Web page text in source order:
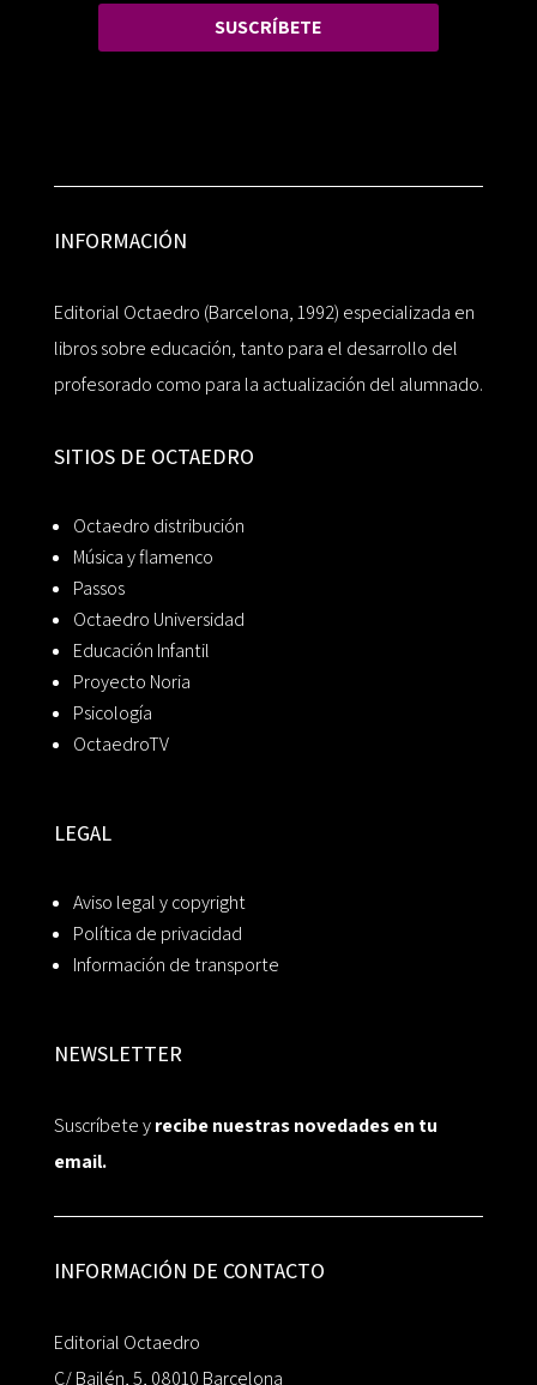
SUSCRÍBETE
INFORMACIÓN
Editorial Octaedro (Barcelona, 1992) especializada en
libros sobre educación, tanto para el desarrollo del
profesorado como para la actualización del alumnado.
SITIOS DE OCTAEDRO
Octaedro distribución
Música y flamenco
Passos
Octaedro Universidad
Educación Infantil
Proyecto Noria
Psicología
OctaedroTV
LEGAL
Aviso legal y copyright
Política de privacidad
Información de transporte
NEWSLETTER
Suscríbete yrecibe nuestras novedades en tu
email.
INFORMACIÓN DE CONTACTO
Editorial Octaedro
C/ Bailén, 5, 08010 Barcelona